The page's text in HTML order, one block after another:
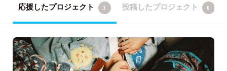
応援したプロジェクト 1 投稿したプロジェクト 0